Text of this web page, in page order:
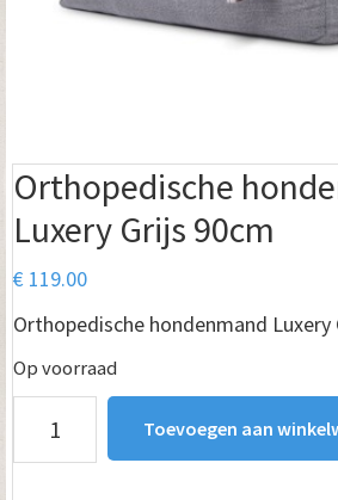
Orthopedische
Luxery Grijs 90cm
€ 119.00
Orthopedische hondenmand Luxery
Op voorraad
hondenmand
Toevoegen aan